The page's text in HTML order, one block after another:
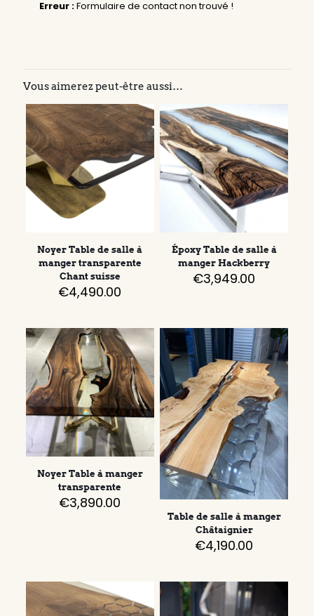
Erreur :Formulaire de contact non trouvé !
Vous aimerez peut-être aussi…
Noyer Table de salle à
manger transparente
Chant suisse
€4,490.00
Époxy Table de salle à
manger Hackberry
€3,949.00
Noyer Table à manger
transparente
€3,890.00
Table de salle à manger
Châtaignier
€4,190.00